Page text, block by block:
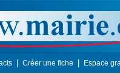
Créer une fiche Espace